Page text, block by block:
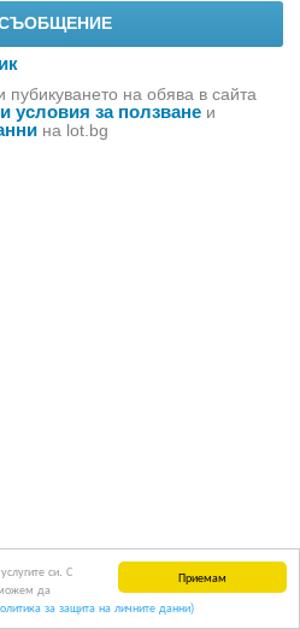
Приемам
си. С
да
за защита на личните данни)
на обява в сайта
условия за ползванеи
на lot.bg